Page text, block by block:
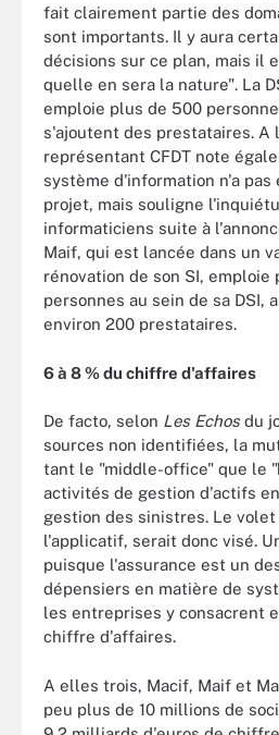
fait clairement partie des
sont importants. Il y aura
décisions sur ce plan, mais il
quelle en sera la nature". La
emploie plus de 500
s'ajoutent des prestataires. A
représentant CFDT note
système d'information n'a pas
projet, mais souligne
informaticiens suite à
Maif, qui est lancée dans un
rénovation de son SI, emploie
personnes au sein de sa DSI,
environ 200 prestataires.
6 à 8 % du chiffre d'affaires
De facto, selon Les Echosdu
sources non identifiées, la
tant le "middle-office" que le
activités de gestion d'actifs
gestion des sinistres. Le volet
l'applicatif, serait donc visé.
puisque l'assurance est un
dépensiers en matière de
les entreprises y consacrent
chiffre d'affaires.
A elles trois, Macif, Maif et
peu plus de 10 millions de